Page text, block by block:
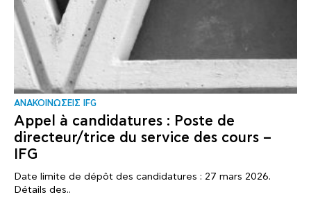
ΑΝΑΚΟΙΝΩΣΕΙΣ IFG
Appel à candidatures : Poste de
directeur/trice du service des cours –
IFG
Date limite de dépôt des candidatures : 27 mars 2026.
Détails des..